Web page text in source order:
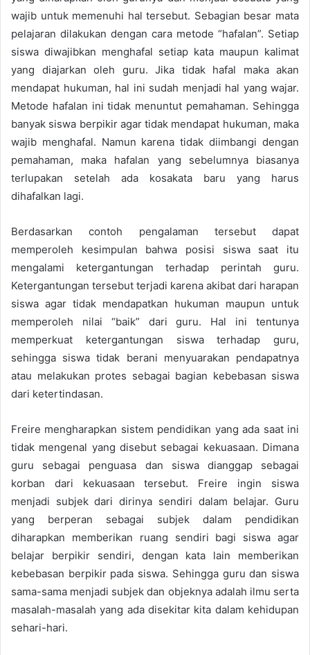
wajib untuk memenuhi hal tersebut. Sebagian besar mata
pelajaran dilakukan dengan cara metode “hafalan”. Setiap
siswa diwajibkan menghafal setiap kata maupun kalimat
yang diajarkan oleh guru. Jika tidak hafal maka akan
mendapat hukuman, hal ini sudah menjadi hal yang wajar.
Metode hafalan ini tidak menuntut pemahaman. Sehingga
banyak siswa berpikir agar tidak mendapat hukuman, maka
wajib menghafal. Namun karena tidak diimbangi dengan
pemahaman, maka hafalan yang sebelumnya biasanya
terlupakan setelah ada kosakata baru yang harus
dihafalkan lagi.
Berdasarkan contoh pengalaman tersebut dapat
memperoleh kesimpulan bahwa posisi siswa saat itu
mengalami ketergantungan terhadap perintah guru.
Ketergantungan tersebut terjadi karena akibat dari harapan
siswa agar tidak mendapatkan hukuman maupun untuk
memperoleh nilai “baik” dari guru. Hal ini tentunya
memperkuat ketergantungan siswa terhadap guru,
sehingga siswa tidak berani menyuarakan pendapatnya
atau melakukan protes sebagai bagian kebebasan siswa
dari ketertindasan.
Freire mengharapkan sistem pendidikan yang ada saat ini
tidak mengenal yang disebut sebagai kekuasaan. Dimana
guru sebagai penguasa dan siswa dianggap sebagai
korban dari kekuasaan tersebut. Freire ingin siswa
menjadi subjek dari dirinya sendiri dalam belajar. Guru
yang berperan sebagai subjek dalam pendidikan
diharapkan memberikan ruang sendiri bagi siswa agar
belajar berpikir sendiri, dengan kata lain memberikan
kebebasan berpikir pada siswa. Sehingga guru dan siswa
sama-sama menjadi subjek dan objeknya adalah ilmu serta
masalah-masalah yang ada disekitar kita dalam kehidupan
sehari-hari.